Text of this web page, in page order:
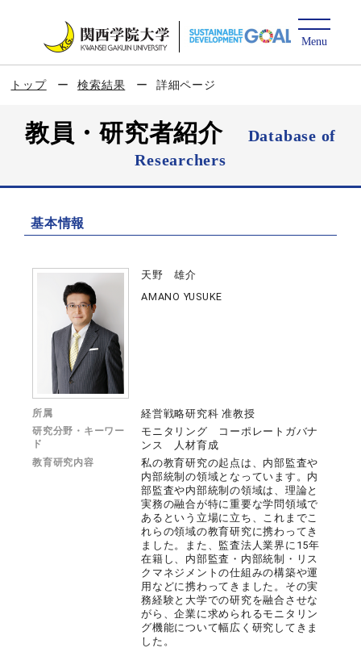
トップ 検索結果 詳細ページ
教員・研究者紹介
Database of
Researchers
基本情報
天野 雄介
AMANO YUSUKE
所属 経営戦略研究科 准教授
研究分野・キーワー
ド
モニタリング コーポレートガバナ
ンス 人材育成
教育研究内容
私の教育研究の起点は、内部監査や
内部統制の領域となっています。内
部監査や内部統制の領域は、理論と
実務の融合が特に重要な学問領域で
あるという立場に立ち、これまでこ
れらの領域の教育研究に携わってき
ました。また、監査法人業界に15年
在籍し、内部監査・内部統制・リス
クマネジメントの仕組みの構築や運
用などに携わってきました。その実
務経験と大学での研究を融合させな
がら、企業に求められるモニタリン
グ機能について幅広く研究してきま
した。